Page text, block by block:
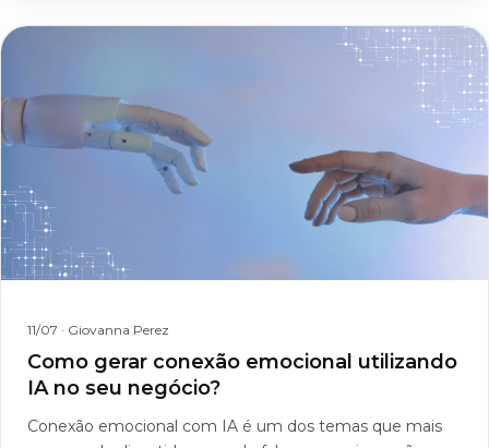
11/07 · Giovanna Perez
Como gerar conexão emocional utilizando
IA no seu negócio?
Conexão emocional com IA é um dos temas que mais